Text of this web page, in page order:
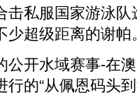
击私服国家游泳
少超级距离的谢帕
开水域赛事-在澳
的“从佩恩码头